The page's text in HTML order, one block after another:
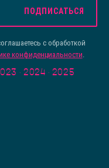
ПОДПИСАТЬСЯ
с обработкой
конфиденциальности
· 2024 · 2025